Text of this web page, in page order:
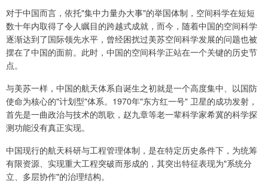
对于中国而言，依托"集中力量办大事"的举国体制，空间科学在短短
数十年内取得了令人瞩目的跨越式成就，而今，随着中国的空间科学
逐渐达到了国际领先水平，曾经困扰过美苏空间科学发展的问题也被
摆在了中国的面前。此时，中国的空间科学正站在一个关键的历史节
点。
与美苏一样，中国的航天体系自诞生之初就是一个高度集中、以国防
使命为核心的"计划型"体系。1970年"东方红一号" 卫星的成功发射，
首先是一曲政治与技术的凯歌，赵九章等老一辈科学家希冀的科学探
测功能没有真正实现。
中国现行的航天科研与工程管理体制，是在特定历史条件下，为统筹
有限资源、实现重大工程突破而形成的，其突出特征表现为"系统分
立、多层协作"的治理结构。